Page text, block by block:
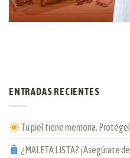
ENTRADAS RECIENTES
Tu piel tiene memoria.
¿MALETA LISTA? ¡Asegúrate